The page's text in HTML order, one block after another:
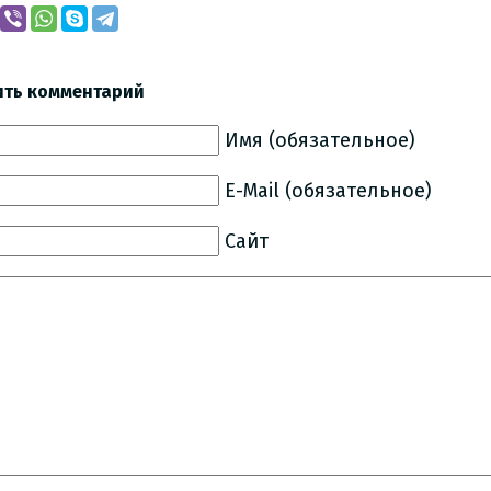
комментарий
Имя (обязательное)
E-Mail (обязательное)
Сайт